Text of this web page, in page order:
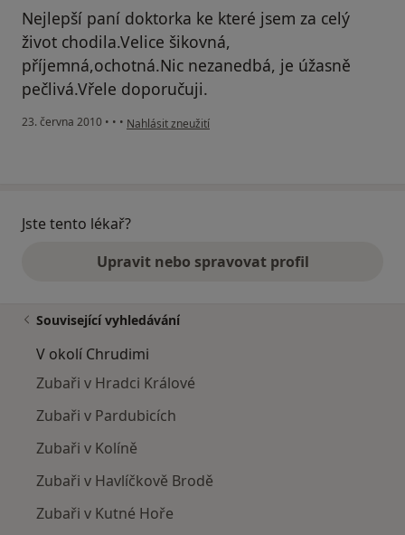
Nejlepší paní doktorka ke které jsem za celý
život chodila.Velice šikovná,
příjemná,ochotná.Nic nezanedbá, je úžasně
pečlivá.Vřele doporučuji.
23. června 2010 • • • podle názoru uživatele Pacient
Nahlásit zneužití
Jste tento lékař?
Upravit nebo spravovat profil
Související vyhledávání
V okolí Chrudimi
Zubaři v Hradci Králové
Zubaři v Pardubicích
Zubaři v Kolíně
Zubaři v Havlíčkově Brodě
Zubaři v Kutné Hoře